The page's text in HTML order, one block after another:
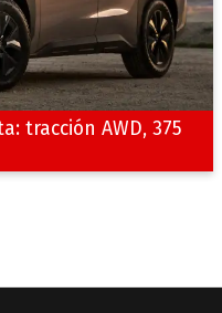
tracción AWD, 375